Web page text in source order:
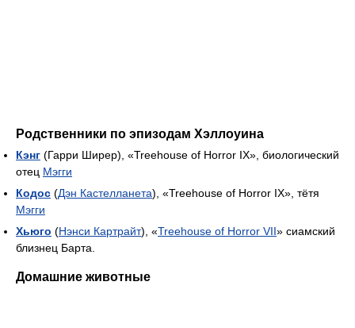
Родственники по эпизодам Хэллоуина
Кэнг (Гарри Ширер), «Treehouse of Horror IX», биологический
отец Мэгги
Кодос (Дэн Кастелланета), «Treehouse of Horror IX», тётя
Мэгги
Хьюго (Нэнси Картрайт), «Treehouse of Horror VII» сиамский
близнец Барта.
Домашние животные